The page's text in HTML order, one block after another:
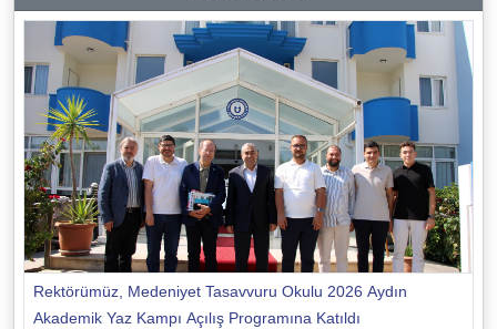
Rektörümüz, Medeniyet Tasavvuru Okulu 2026 Aydın
Akademik Yaz Kampı Açılış Programına Katıldı